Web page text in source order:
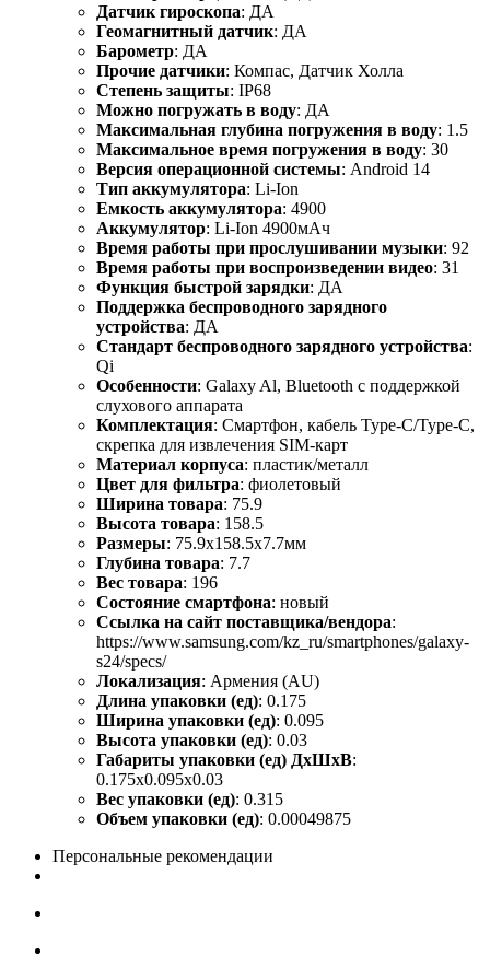
Датчик гироскопа: ДА
Геомагнитный датчик: ДА
Барометр: ДА
Прочие датчики: Компас, Датчик Холла
Степень защиты: IP68
Можно погружать в воду: ДА
Максимальная глубина погружения в воду: 1.5
Максимальное время погружения в воду: 30
Версия операционной системы: Android 14
Тип аккумулятора: Li-Ion
Емкость аккумулятора: 4900
Аккумулятор: Li-Ion 4900мAч
Время работы при прослушивании музыки: 92
Время работы при воспроизведении видео: 31
Функция быстрой зарядки: ДА
Поддержка беспроводного зарядного
устройства: ДА
Стандарт беспроводного зарядного устройства:
Qi
Особенности: Galaxy Al, Bluetooth с поддержкой
слухового аппарата
Комплектация: Смартфон, кабель Type-C/Type-C,
скрепка для извлечения SIM-карт
Материал корпуса: пластик/металл
Цвет для фильтра: фиолетовый
Ширина товара: 75.9
Высота товара: 158.5
Размеры: 75.9x158.5x7.7мм
Глубина товара: 7.7
Вес товара: 196
Состояние смартфона: новый
Ссылка на сайт поставщика/вендора:
https://www.samsung.com/kz_ru/smartphones/galaxy-
s24/specs/
Локализация: Армения (AU)
Длина упаковки (ед): 0.175
Ширина упаковки (ед): 0.095
Высота упаковки (ед): 0.03
Габариты упаковки (ед) ДхШхВ:
0.175x0.095x0.03
Вес упаковки (ед): 0.315
Объем упаковки (ед): 0.00049875
Персональные рекомендации